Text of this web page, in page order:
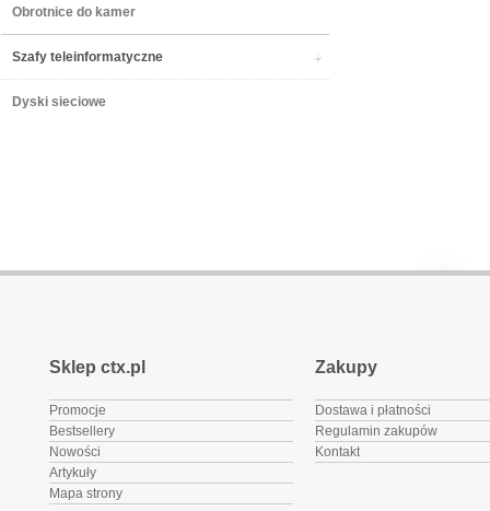
Obrotnice do kamer
Szafy teleinformatyczne
Dyski sieciowe
Sklep ctx.pl
Promocje
Bestsellery
Nowości
Artykuły
Mapa strony
Zakupy
Dostawa i płatności
Regulamin zakupów
Kontakt